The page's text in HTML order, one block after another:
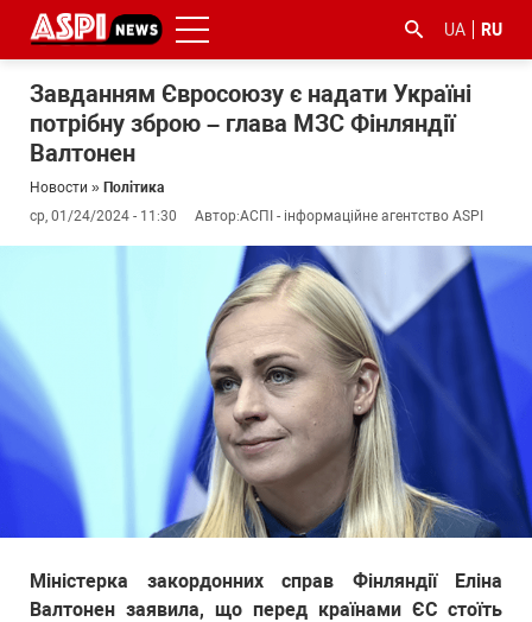
UA RU
Завданням Євросоюзу є надати Україні
потрібну зброю – глава МЗС Фінляндії
Валтонен
Новости » Політика
ср, 01/24/2024 - 11:30
Автор:АСПІ - інформаційне агентство ASPI
Міністерка закордонних справ Фінляндії Еліна
Валтонен заявила, що перед країнами ЄС стоїть
#гфс #Киев #коронавірус